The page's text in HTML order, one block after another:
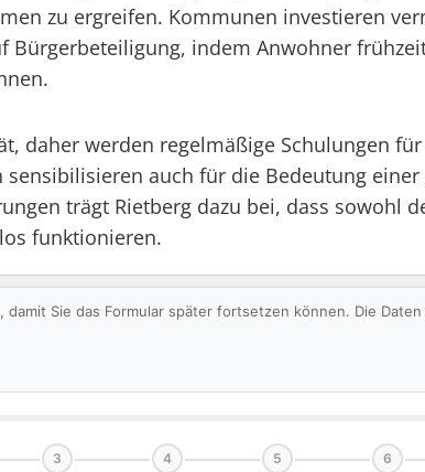
zu ergreifen. Kommunen investieren
indem Anwohner
daher werden regelmäßige Schulungen
auch für die Bedeutung
trägt Rietberg dazu bei, dass sowohl
funktionieren.
Sie das Formular später fortsetzen können. Die
3 4 5 6